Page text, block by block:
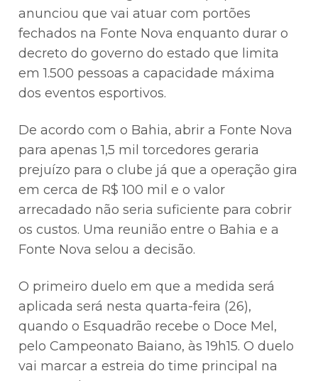
anunciou que vai atuar com portões
fechados na Fonte Nova enquanto durar o
decreto do governo do estado que limita
em 1.500 pessoas a capacidade máxima
dos eventos esportivos.
De acordo com o Bahia, abrir a Fonte Nova
para apenas 1,5 mil torcedores geraria
prejuízo para o clube já que a operação gira
em cerca de R$ 100 mil e o valor
arrecadado não seria suficiente para cobrir
os custos. Uma reunião entre o Bahia e a
Fonte Nova selou a decisão.
O primeiro duelo em que a medida será
aplicada será nesta quarta-feira (26),
quando o Esquadrão recebe o Doce Mel,
pelo Campeonato Baiano, às 19h15. O duelo
vai marcar a estreia do time principal na